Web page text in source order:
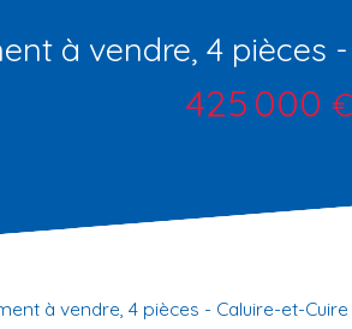
à vendre, 4 pièces
425 000 €
à vendre, 4 pièces - Caluire-et-